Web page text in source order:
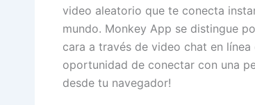
video aleatorio que te conecta
mundo. Monkey App se distingue
cara a través de video chat en
oportunidad de conectar con una
desde tu navegador!